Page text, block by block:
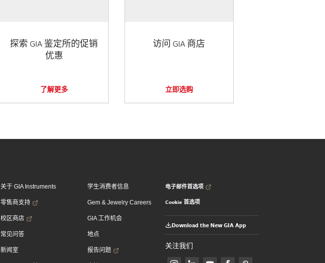
探索 GIA 鉴定所的促销
优惠
了解更多
访问 GIA 商店
立即选购
关于 GIA Instruments
零售商支持
校区商店
常见问答
新闻室
学生消费者信息
Gem & Jewelry Careers
GIA 工作机会
地点
报告问题
电子邮件首选项
Cookie 首选项
Download the New GIA App
关注我们